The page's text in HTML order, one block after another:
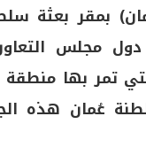
بمقر بعثة
مجلس
تمر بها منطقة
عُمان هذه